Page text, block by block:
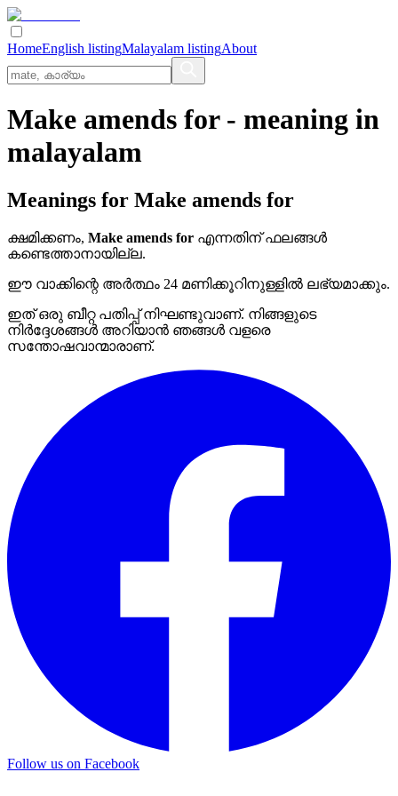
HomeEnglish listingMalayalam listingAbout
Make amends for- meaning in
malayalam
Meanings for Make amends for
ക്ഷമിക്കണം, Make amends for എന്നതിന് ഫലങ്ങൾ
കണ്ടെത്താനായില്ല.
ഈ വാക്കിന്റെ അർത്ഥം 24 മണിക്കൂറിനുള്ളിൽ ലഭ്യമാക്കും.
ഇത് ഒരു ബീറ്റ പതിപ്പ് നിഘണ്ടുവാണ്. നിങ്ങളുടെ
നിർദ്ദേശങ്ങൾ അറിയാൻ ഞങ്ങൾ വളരെ
സന്തോഷവാന്മാരാണ്.
Follow us on Facebook